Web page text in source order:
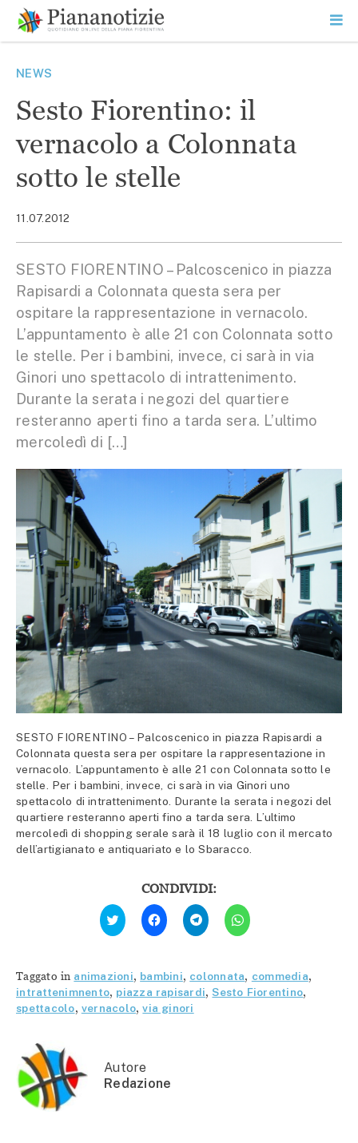
contenuto
SEARCH
NEWS
Sesto Fiorentino: il
vernacolo a Colonnata
sotto le stelle
11.07.2012
SESTO FIORENTINO – Palcoscenico in piazza
Rapisardi a Colonnata questa sera per
ospitare la rappresentazione in vernacolo.
L’appuntamento è alle 21 con Colonnata sotto
le stelle. Per i bambini, invece, ci sarà in via
Ginori uno spettacolo di intrattenimento.
Durante la serata i negozi del quartiere
resteranno aperti fino a tarda sera. L’ultimo
mercoledì di […]
SESTO FIORENTINO – Palcoscenico in piazza Rapisardi a
Colonnata questa sera per ospitare la rappresentazione in
vernacolo. L’appuntamento è alle 21 con Colonnata sotto le
stelle. Per i bambini, invece, ci sarà in via Ginori uno
spettacolo di intrattenimento. Durante la serata i negozi del
quartiere resteranno aperti fino a tarda sera. L’ultimo
mercoledì di shopping serale sarà il 18 luglio con il mercato
dell’artigianato e antiquariato e lo Sbaracco.
CONDIVIDI:
Fai
clic
qui
Twitter
(Si
apre
in
una
Fai
clic
per
condividere
(Si
apre
in
una
nuova
Fai
clic
per
condividere
(Si
apre
in
una
Fai
clic
per
(Si
apre
in
una
Taggato in animazioni, bambini, colonnata, commedia,
intrattenimnento, piazza rapisardi,Sesto Fiorentino,
spettacolo, vernacolo,via ginori
Autore
Redazione